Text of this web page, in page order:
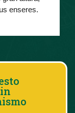
enseres.